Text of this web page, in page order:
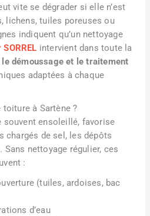
vite se dégrader si elle n’est
lichens, tuiles poreuses ou
indiquent qu’un nettoyage
intervient dans toute la
démoussage et le traitement
adaptées à chaque
à Sartène ?
souvent ensoleillé, favorise
chargés de sel, les dépôts
Sans nettoyage régulier, ces
:
(tuiles, ardoises, bac
d’eau